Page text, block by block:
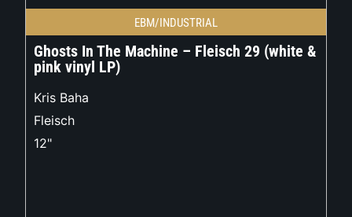
EBM/INDUSTRIAL
Ghosts In The Machine – Fleisch 29 (white &
pink vinyl LP)
Kris Baha
Fleisch
12"